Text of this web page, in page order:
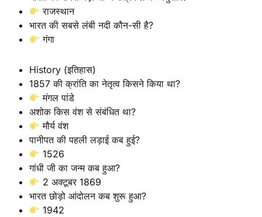
राजस्थान
भारत की सबसे लंबी नदी कौन-सी है?
गंगा
History (इतिहास)
1857 की क्रांति का नेतृत्व किसने किया था?
मंगल पांडे
अशोक किस वंश से संबंधित था?
मौर्य वंश
पानीपत की पहली लड़ाई कब हुई?
1526
गांधी जी का जन्म कब हुआ?
2 अक्टूबर 1869
भारत छोड़ो आंदोलन कब शुरू हुआ?
1942